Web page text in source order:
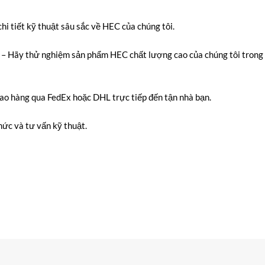
tiết kỹ thuật sâu sắc về HEC của chúng tôi.
– Hãy thử nghiệm sản phẩm HEC chất lượng cao của chúng tôi trong
hàng qua FedEx hoặc DHL trực tiếp đến tận nhà bạn.
và tư vấn kỹ thuật.